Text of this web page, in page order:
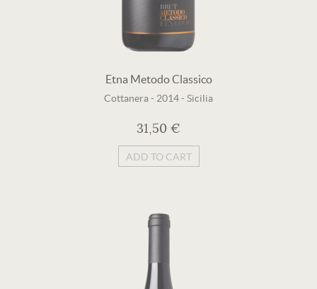
Etna Metodo Classico
Cottanera- 2014- Sicilia
31,50 €
ADD TO CART